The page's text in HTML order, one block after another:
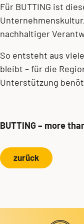
Für BUTTING ist
nachhaltiger
So entsteht aus
bleibt – für die
Unterstützung
BUTTING – more
zurück